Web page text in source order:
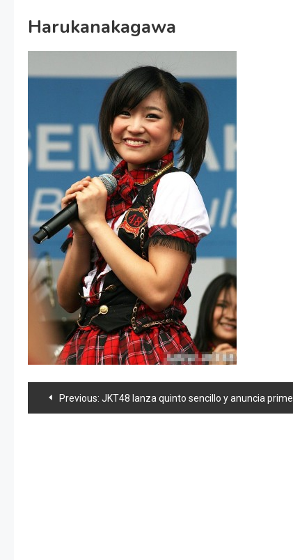
Harukanakagawa
Navegación
Previous: JKT48 lanza quinto sencillo y anuncia primera elección Senbatsu